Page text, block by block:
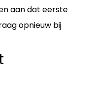
aan dat eerste
opnieuw bij